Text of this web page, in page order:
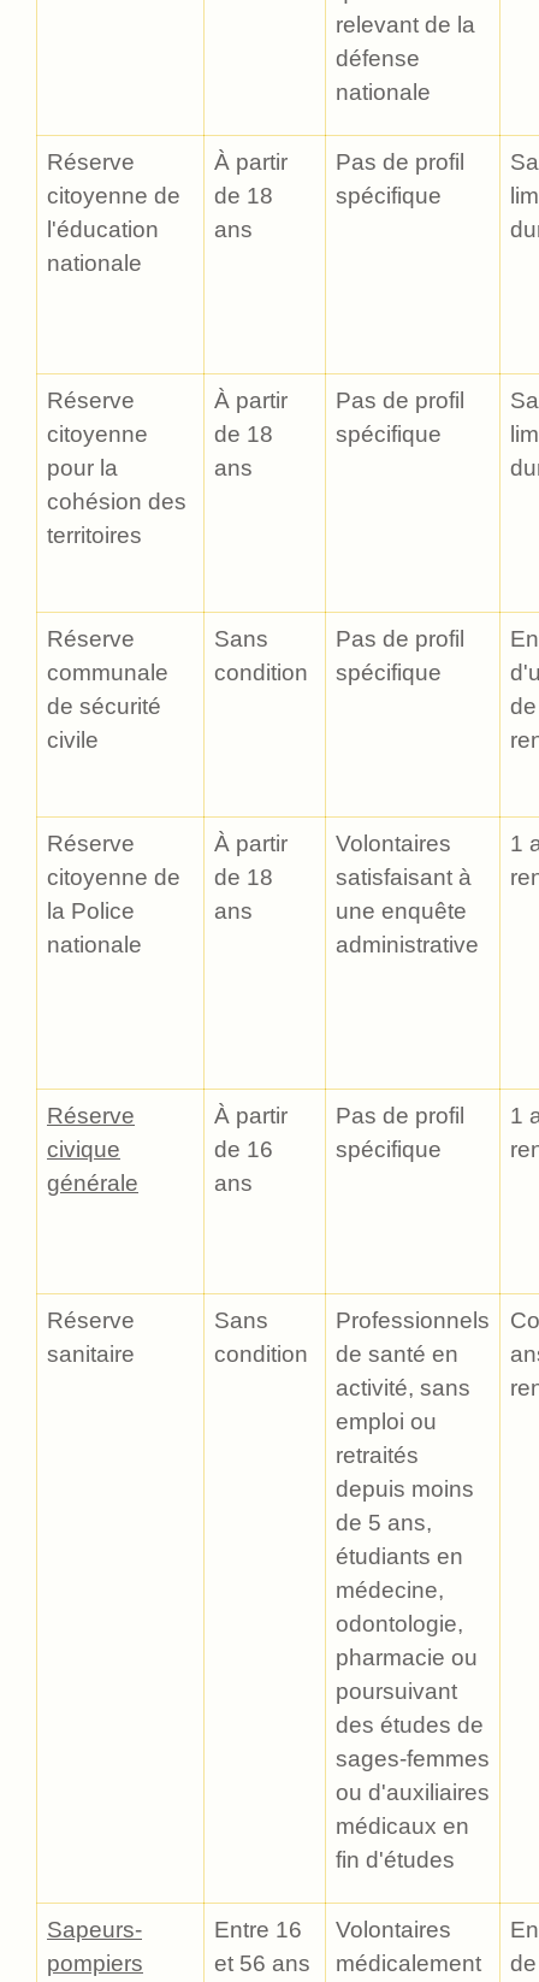
relevant de la
défense
nationale
Réserve
citoyenne de
l'éducation
nationale
À partir
de 18
ans
Pas de profil
spécifique
Réserve
citoyenne
pour la
cohésion des
territoires
À partir
de 18
ans
Pas de profil
spécifique
Réserve
communale
de sécurité
civile
Sans
condition
Pas de profil
spécifique
Réserve
citoyenne de
la Police
nationale
À partir
de 18
ans
Volontaires
satisfaisant à
une enquête
administrative
1
Réserve
civique
générale
À partir
de 16
ans
Pas de profil
spécifique
1
Réserve
sanitaire
Sans
condition
Professionnels
de santé en
activité, sans
emploi ou
retraités
depuis moins
de 5 ans,
étudiants en
médecine,
odontologie,
pharmacie ou
poursuivant
des études de
sages-femmes
ou d'auxiliaires
médicaux en
fin d'études
Sapeurs-
pompiers
Entre 16
et 56 ans
Volontaires
médicalement